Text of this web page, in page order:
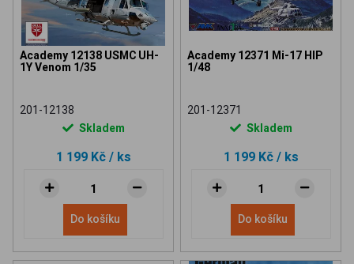
Academy 12138 USMC UH-
1Y Venom 1/35
201-12138
Skladem
1 199 Kč / ks
Do košíku
Academy 12371 Mi-17 HIP
1/48
201-12371
Skladem
1 199 Kč / ks
Do košíku